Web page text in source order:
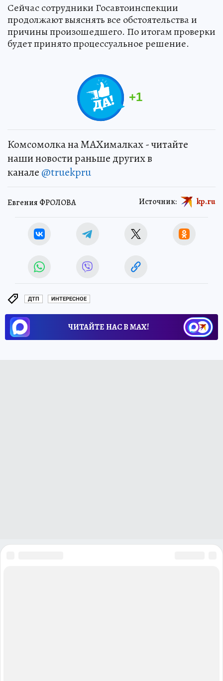
Сейчас сотрудники Госавтоинспекции
продолжают выяснять все обстоятельства и
причины произошедшего. По итогам проверки
будет принято процессуальное решение.
+1
Комсомолка на MAXималках - читайте
наши новости раньше других в
канале @truekpru
Евгения ФРОЛОВА Источник: kp.ru
ДТП ИНТЕРЕСНОЕ
ЧИТАЙТЕ НАС В МАХ!